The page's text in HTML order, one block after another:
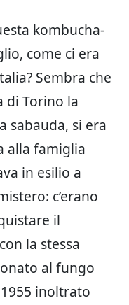
kombucha-
come ci era
Sembra che
di Torino la
sabauda, si era
alla famiglia
in esilio a
c’erano
il
la stessa
al fungo
inoltrato